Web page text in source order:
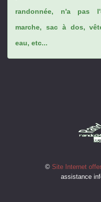
randonnée, n'a pas
marche, sac à dos,
eau, etc...
© Site Internet
assistance